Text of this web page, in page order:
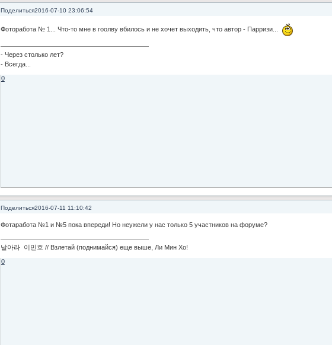
Поделиться2016-07-10 23:06:54
Фоторабота № 1... Что-то мне в гоолву вбилось и не хочет выходить, что автор - Парризи...
- Через столько лет?
- Всегда...
0
Поделиться2016-07-11 11:10:42
Фотаработа №1 и №5 пока впереди! Но неужели у нас только 5 участников на форуме?
날아라 이민호 // Взлетай (поднимайся) еще выше, Ли Мин Хо!
0